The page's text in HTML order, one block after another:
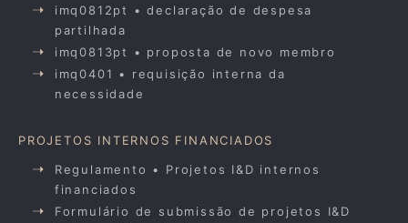
imq0812pt • declaração de despesa
partilhada
imq0813pt • proposta de novo membro
imq0401 • requisição interna da
necessidade
PROJETOS INTERNOS FINANCIADOS
Regulamento • Projetos I&D internos
financiados
Formulário de submissão de projetos I&D